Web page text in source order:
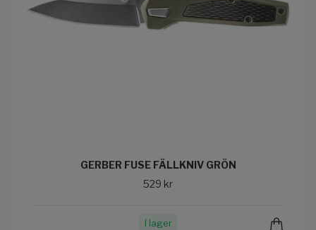
GERBER FUSE FÄLLKNIV GRÖN
529 kr
I lager